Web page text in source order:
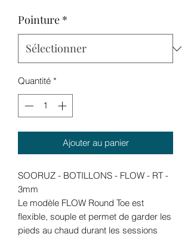
Pointure *
Quantité *
Ajouter au panier
SOORUZ - BOTILLONS - FLOW - RT -
3mm
Le modèle FLOW Round Toe est
flexible, souple et permet de garder les
pieds au chaud durant les sessions